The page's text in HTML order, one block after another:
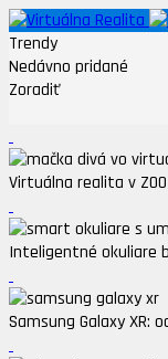
Trendy
Nedávno pridané
Zoradiť
Virtuálna realita v
Inteligentné okuliare
Samsung Galaxy XR: